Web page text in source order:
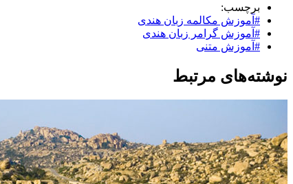
برچسب:
#آموزش مکالمه زبان هندی
#آموزش گرامر زبان هندی
#آموزش متنی
نوشته‌های مرتبط